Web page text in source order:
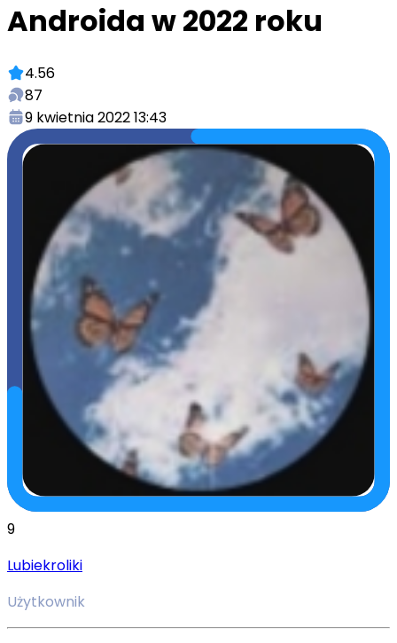
Androida w 2022 roku
4.56
87
9 kwietnia 2022 13:43
9
Lubiekroliki
Użytkownik